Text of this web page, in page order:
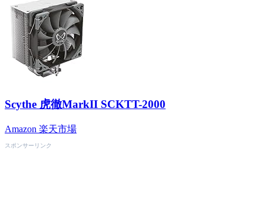
Scythe 虎徹MarkII SCKTT-2000
Amazon 楽天市場
スポンサーリンク